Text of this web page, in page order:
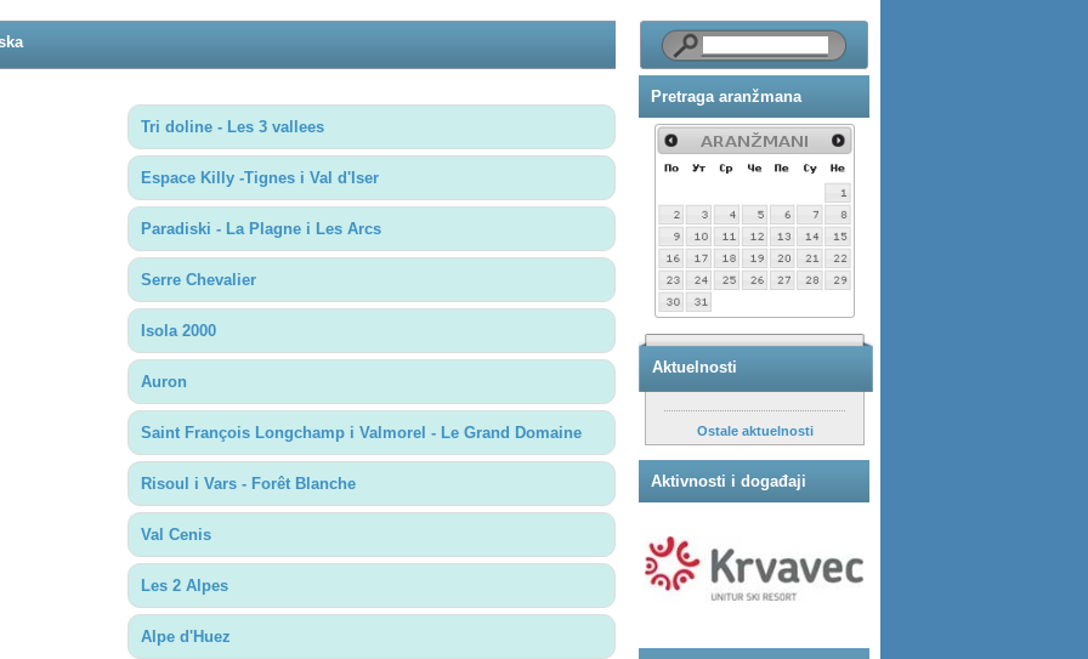
Tri doline - Les 3 vallees
Espace Killy -Tignes i Val d'Iser
Paradiski - La Plagne i Les Arcs
Serre Chevalier
Isola 2000
Auron
Saint François Longchamp i Valmorel - Le Grand Domaine
Risoul i Vars - Forêt Blanche
Val Cenis
Les 2 Alpes
Alpe d'Huez
Pretraga aranžmana
Aktuelnosti
Ostale aktuelnosti
Aktivnosti i događaji